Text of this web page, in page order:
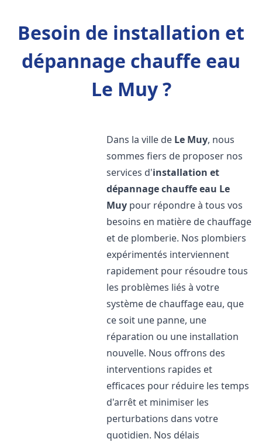
Besoin de installation et
dépannage chauffe eau
Le Muy ?
Dans la ville de Le Muy, nous
sommes fiers de proposer nos
services d'installation et
dépannage chauffe eau Le
Muy pour répondre à tous vos
besoins en matière de chauffage
et de plomberie. Nos plombiers
expérimentés interviennent
rapidement pour résoudre tous
les problèmes liés à votre
système de chauffage eau, que
ce soit une panne, une
réparation ou une installation
nouvelle. Nous offrons des
interventions rapides et
efficaces pour réduire les temps
d'arrêt et minimiser les
perturbations dans votre
quotidien. Nos délais